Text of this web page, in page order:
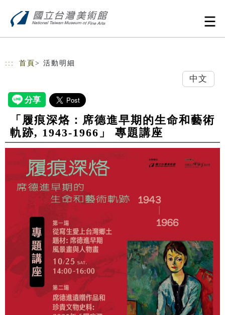
::: 首頁 > 活動明細
中文
「履痕深烙：席德進早期的生命和藝術
軌跡, 1943-1966」 專題講座